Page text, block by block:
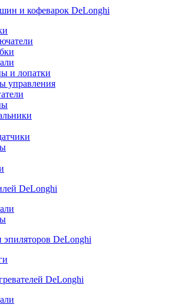
и кофеварок DeLonghi
и лопатки
управления
DeLonghi
эпиляторов DeLonghi
DeLonghi